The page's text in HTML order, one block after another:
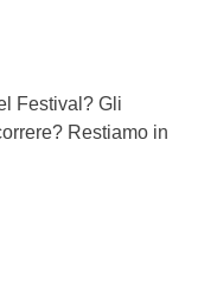
Festival? Gli
Restiamo in